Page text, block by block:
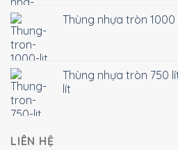
Thùng nhựa tròn
Thùng nhựa tròn 750
lít
LIÊN HỆ